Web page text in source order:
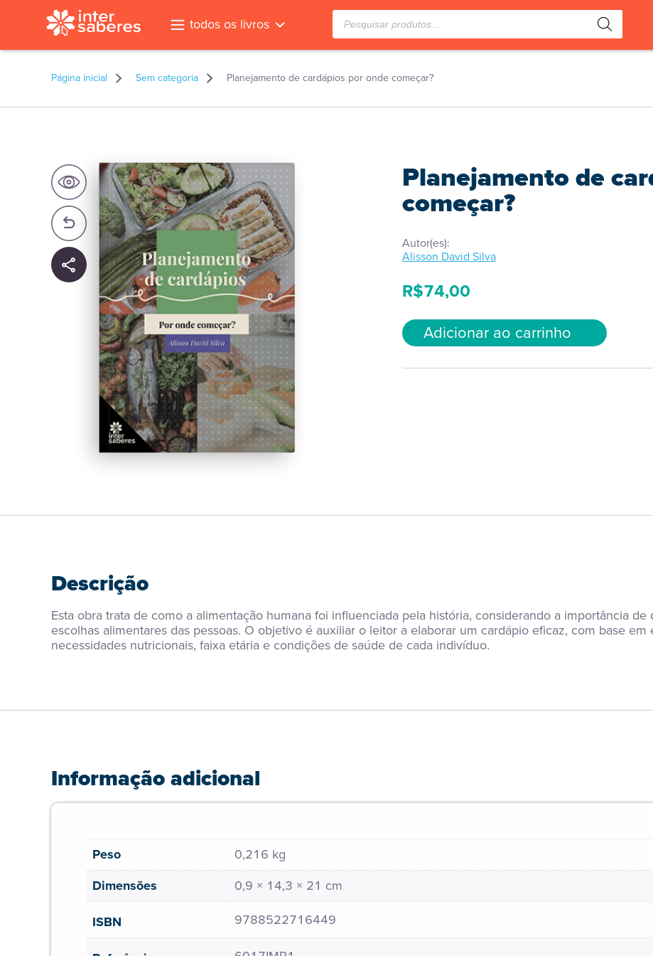
todos os livros Pesquisar
produtos
Página inicial Sem categoria Planejamento de cardápios por onde começar?
Planejamento de
começar?
Autor(es):
Alisson David Silva
R$74,00
Adicionar ao carrinho
Descrição
Esta obra trata de como a alimentação humana foi influenciada pela história, considerando a importância
escolhas alimentares das pessoas. O objetivo é auxiliar o leitor a elaborar um cardápio eficaz, com base
necessidades nutricionais, faixa etária e condições de saúde de cada indivíduo.
Informação adicional
Peso
0,216 kg
Dimensões
0,9 × 14,3 × 21 cm
ISBN
9788522716449